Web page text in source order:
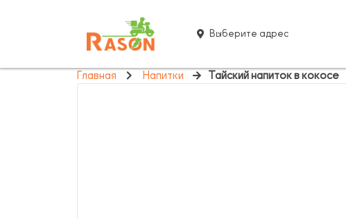
Выберите адрес
Главная Напитки Тайский напиток в кокосе